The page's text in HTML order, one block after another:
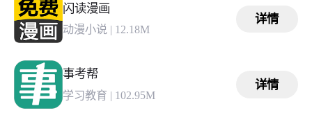
闪读漫画
动漫小说| 12.18M
详情
事考帮
学习教育 | 102.95M
详情